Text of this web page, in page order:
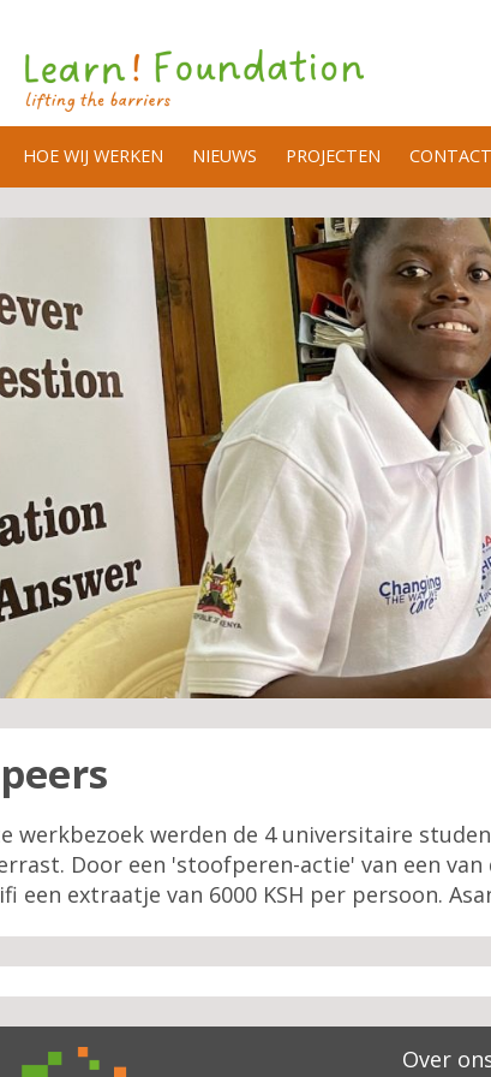
HOE WIJ WERKEN NIEUWS PROJECTEN CONTACT
werkbezoek werden de 4 universitaire
Door een 'stoofperen-actie' van een
een extraatje van 6000 KSH per persoon.
Over